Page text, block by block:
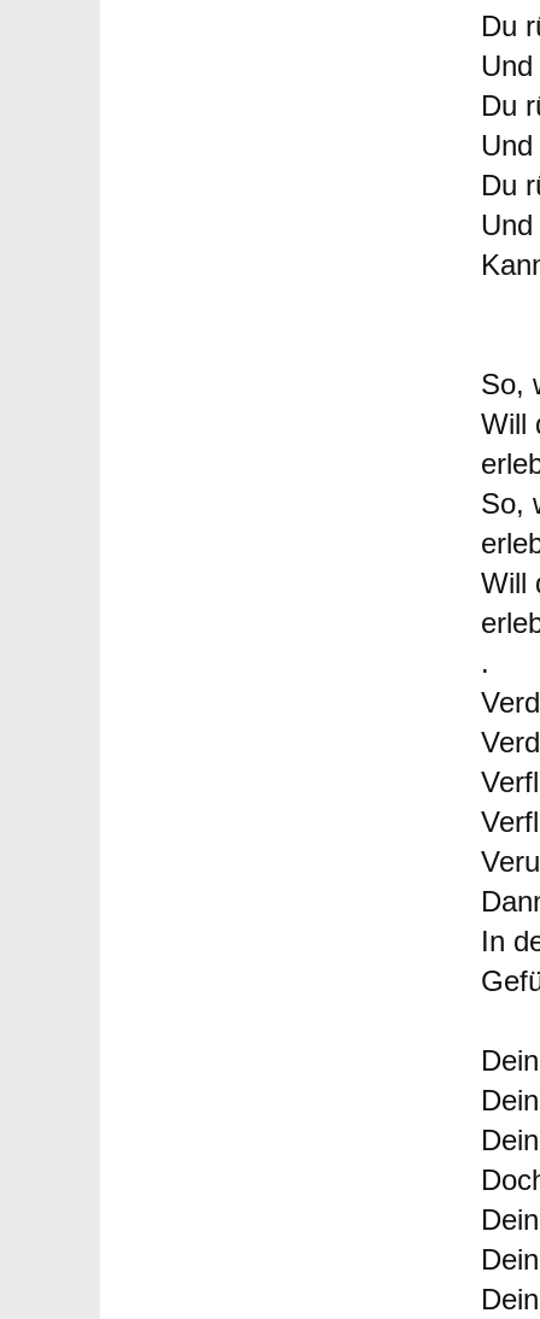
Du
Du
Du
So,
Will
So,
Will
.
In